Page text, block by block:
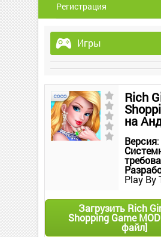
Регистрация
Игры
Rich
на
Версия
Play By
Загрузить Rich
Shopping Game
файл]